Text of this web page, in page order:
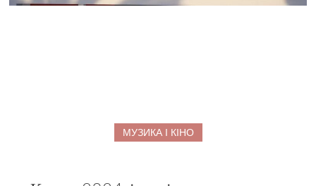
МУЗИКА І КІНО